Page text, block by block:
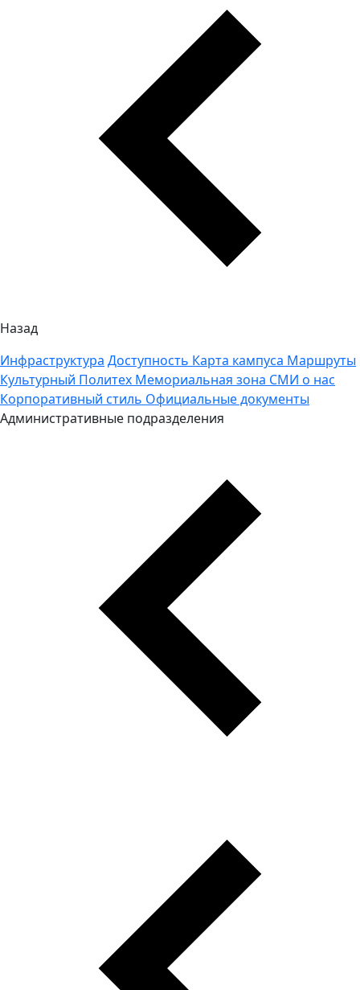
Назад
Инфраструктура Доступность Карта кампуса Маршруты
Культурный Политех Мемориальная зона СМИ о нас
Корпоративный стиль Официальные документы
Административные подразделения